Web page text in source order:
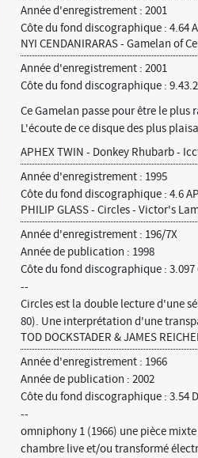
Année d'enregistrement : 2001
Côte du fond discographique : 4.64
NYI CENDANIRARAS - Gamelan of
Année d'enregistrement : 2001
Côte du fond discographique : 9.43.2
Ce Gamelan passe pour être le
L'écoute de ce disque des plus
APHEX TWIN - Donkey Rhubarb -
Année d'enregistrement : 1995
Côte du fond discographique : 4.6
PHILIP GLASS - Circles - Victor's
Année d'enregistrement : 196/7X
Année de publication : 1998
Côte du fond discographique : 3.097
--
Circles est la double lecture d'une
80). Une interprétation d'une
TOD DOCKSTADER & JAMES
Année d'enregistrement : 1966
Année de publication : 2002
Côte du fond discographique : 3.54
--
omniphony 1 (1966) une pièce
chambre live et/ou transformé